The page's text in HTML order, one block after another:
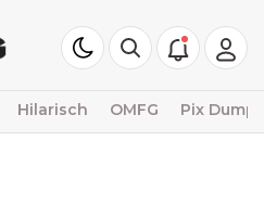
Hilarisch OMFG Pix Dump